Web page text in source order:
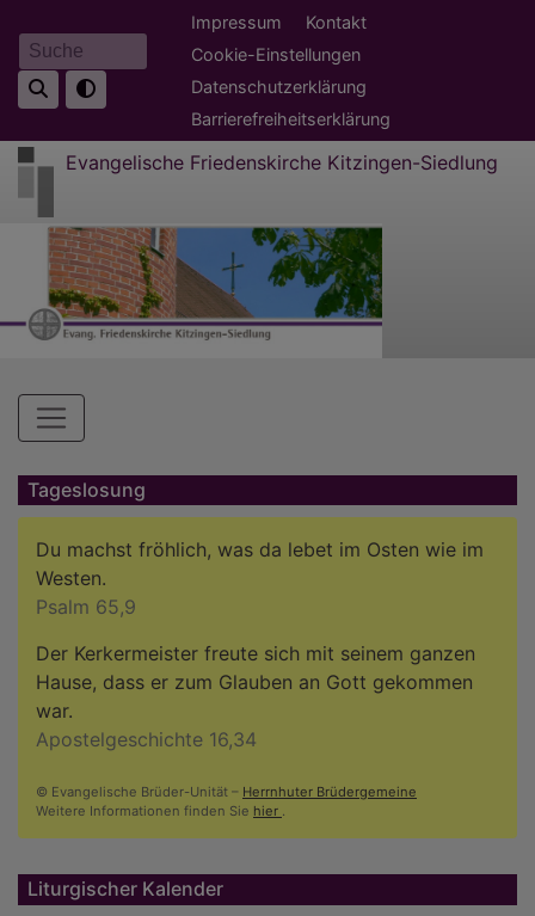
zum
Inhalt
Suche
Fußbereichsmenü
Impressum
Kontakt
Cookie-Einstellungen
Datenschutzerklärung
Barrierefreiheitserklärung
Evangelische Friedenskirche Kitzingen-Siedlung
Hauptnavigation
Tageslosung
Du machst fröhlich, was da lebet im Osten wie im
Westen.
Psalm 65,9
Der Kerkermeister freute sich mit seinem ganzen
Hause, dass er zum Glauben an Gott gekommen
war.
Apostelgeschichte 16,34
© Evangelische Brüder-Unität – Herrnhuter Brüdergemeine
Weitere Informationen finden Sie hier .
Liturgischer Kalender